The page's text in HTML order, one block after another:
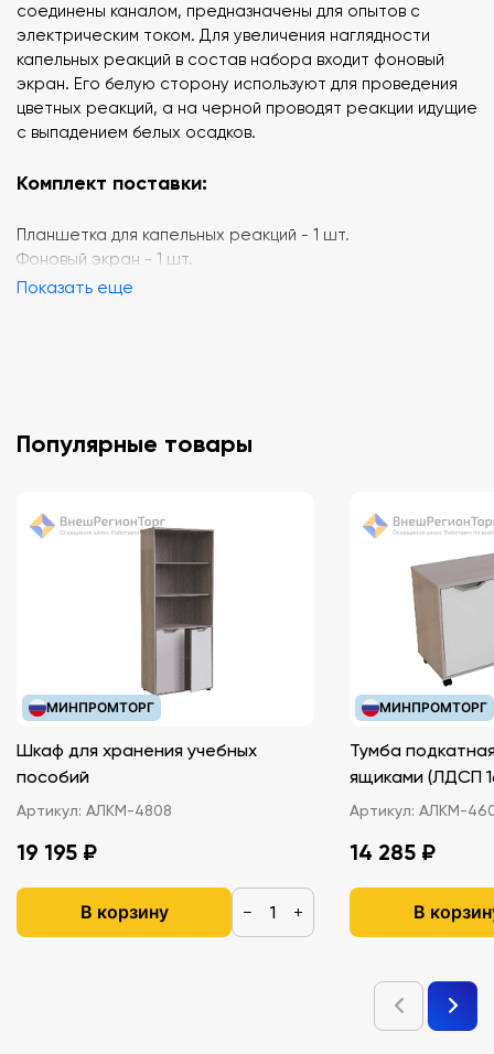
соединены каналом, предназначены для опытов с
электрическим током. Для увеличения наглядности
капельных реакций в состав набора входит фоновый
экран. Его белую сторону используют для проведения
цветных реакций, а на черной проводят реакции идущие
с выпадением белых осадков.
Комплект поставки:
Планшетка для капельных реакций - 1 шт.
Фоновый экран - 1 шт.
Показать еще
Популярные товары
МИНПРОМТОРГ
Шкаф для хранения учебных
пособий
Артикул: АЛКМ-4808
19 195 ₽
В корзину − +
МИНПРОМТОРГ
Тумба
ящиками
Артикул: АЛКМ-
14 285 ₽
В